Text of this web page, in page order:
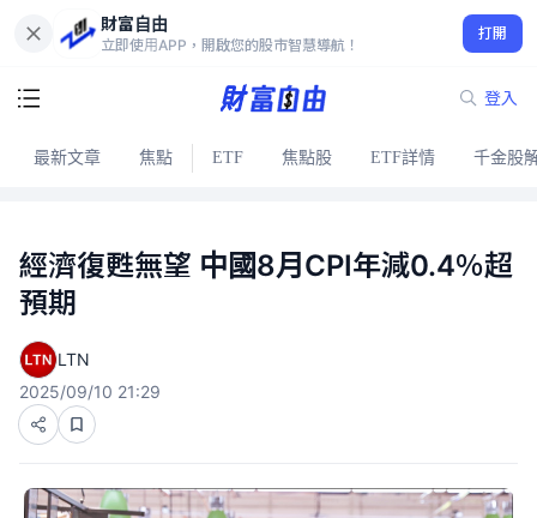
財富自由
立即使用APP，開啟您的股市智慧導航！
打開
登入
最新文章 焦點 ETF 焦點股 ETF詳情 千金股
經濟復甦無望 中國8月CPI年減0.4％超
預期
LTN
2025/09/10 21:29